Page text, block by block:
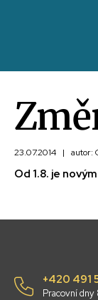
23.07.2014 | autor:
Od 1.8. je
+420 491
Pracovní